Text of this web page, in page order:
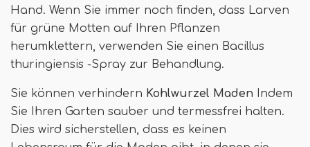
Hand. Wenn Sie immer noch finden, dass Larven
für grüne Motten auf Ihren Pflanzen
herumklettern, verwenden Sie einen Bacillus
thuringiensis -Spray zur Behandlung.
Sie können verhindern Kohlwurzel Maden Indem
Sie Ihren Garten sauber und termessfrei halten.
Dies wird sicherstellen, dass es keinen